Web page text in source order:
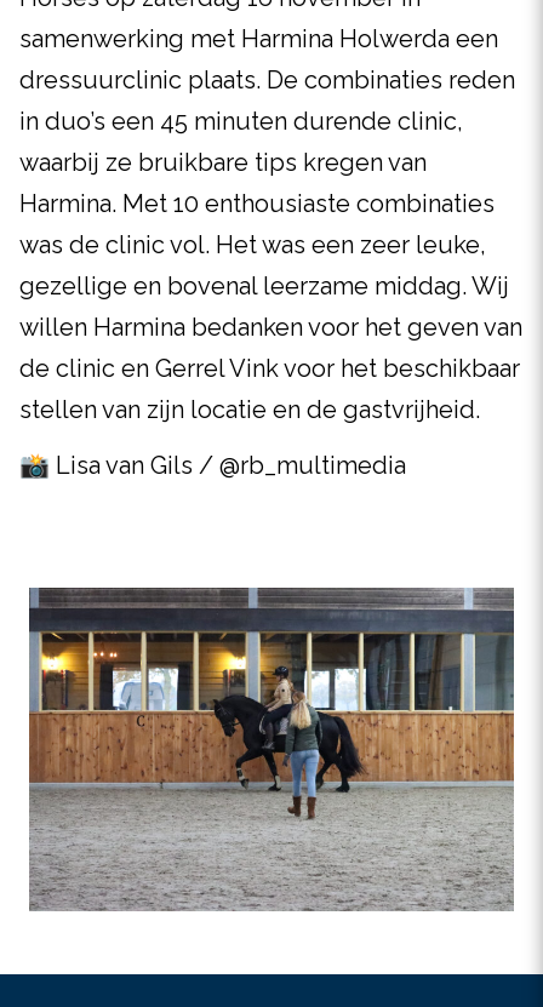
samenwerking met Harmina Holwerda een
dressuurclinic plaats. De combinaties reden
in duo’s een 45 minuten durende clinic,
waarbij ze bruikbare tips kregen van
Harmina. Met 10 enthousiaste combinaties
was de clinic vol. Het was een zeer leuke,
gezellige en bovenal leerzame middag. Wij
willen Harmina bedanken voor het geven van
de clinic en Gerrel Vink voor het beschikbaar
stellen van zijn locatie en de gastvrijheid.
📸 Lisa van Gils / @rb_multimedia